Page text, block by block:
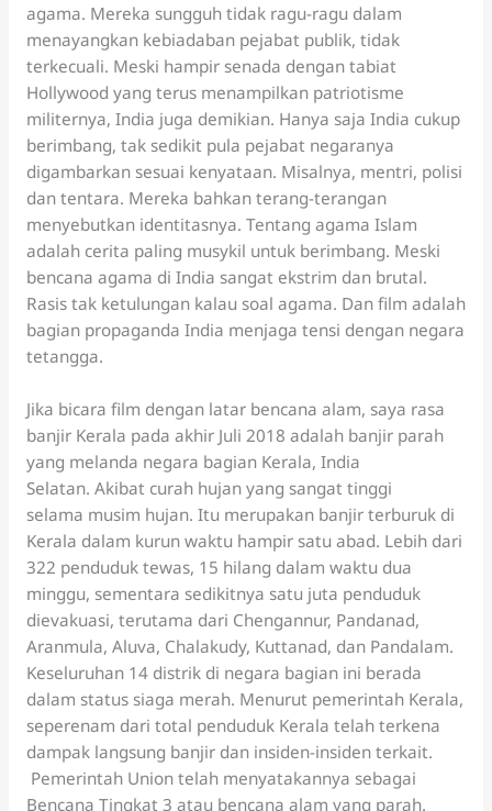
agama. Mereka sungguh tidak ragu-ragu dalam
menayangkan kebiadaban pejabat publik, tidak
terkecuali. Meski hampir senada dengan tabiat
Hollywood yang terus menampilkan patriotisme
militernya, India juga demikian. Hanya saja India cukup
berimbang, tak sedikit pula pejabat negaranya
digambarkan sesuai kenyataan. Misalnya, mentri, polisi
dan tentara. Mereka bahkan terang-terangan
menyebutkan identitasnya. Tentang agama Islam
adalah cerita paling musykil untuk berimbang. Meski
bencana agama di India sangat ekstrim dan brutal.
Rasis tak ketulungan kalau soal agama. Dan film adalah
bagian propaganda India menjaga tensi dengan negara
tetangga.
Jika bicara film dengan latar bencana alam, saya rasa
banjir Kerala pada akhir Juli 2018 adalah banjir parah
yang melanda negara bagian Kerala, India
Selatan. Akibat curah hujan yang sangat tinggi
selama musim hujan. Itu merupakan banjir terburuk di
Kerala dalam kurun waktu hampir satu abad. Lebih dari
322 penduduk tewas, 15 hilang dalam waktu dua
minggu, sementara sedikitnya satu juta penduduk
dievakuasi, terutama dari Chengannur, Pandanad,
Aranmula, Aluva, Chalakudy, Kuttanad, dan Pandalam.
Keseluruhan 14 distrik di negara bagian ini berada
dalam status siaga merah. Menurut pemerintah Kerala,
seperenam dari total penduduk Kerala telah terkena
dampak langsung banjir dan insiden-insiden terkait.
Pemerintah Union telah menyatakannya sebagai
Bencana Tingkat 3 atau bencana alam yang parah.